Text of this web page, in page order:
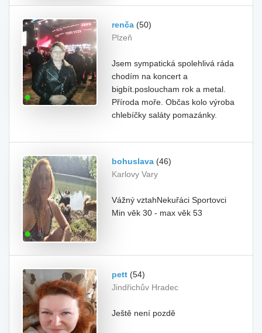
renča (50)
Plzeň
Jsem sympatická spolehlivá ráda
chodím na koncert a
bigbít.posloucham rok a metal.
Příroda moře. Občas kolo výroba
chlebíčky saláty pomazánky.
bohuslava (46)
Karlovy Vary
Vážný vztahNekuřáci Sportovci
Min věk 30 - max věk 53
pett (54)
Jindřichův Hradec
Ještě není pozdě